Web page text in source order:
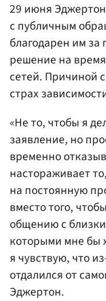
29 июня
с публичным
благодарен им
решение на
сетей. Причиной
страх
«Не то, чтобы я
заявление, но
временно
настораживает
на постоянную
вместо того,
общению с
которыми мне бы
я чувствую, что
отдалился от
Эджертон.